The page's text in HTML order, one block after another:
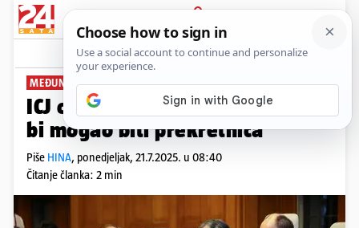
PRIJAVA
News Komentari
MEĐUNARODNI SUD
ICJ objavljuje okvir o klimi koji
bi mogao biti prekretnica
Piše HINA, ponedjeljak, 21.7.2025. u 08:40
Čitanje članka: 2 min